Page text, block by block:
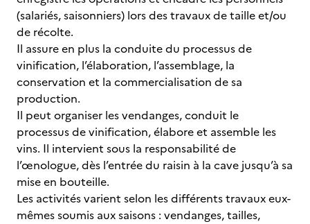
(salariés, saisonniers) lors des travaux de taille et/ou
de récolte.
Il assure en plus la conduite du processus de
vinification, l’élaboration, l’assemblage, la
conservation et la commercialisation de sa
production.
Il peut organiser les vendanges, conduit le
processus de vinification, élabore et assemble les
vins. Il intervient sous la responsabilité de
l’œnologue, dès l’entrée du raisin à la cave jusqu’à sa
mise en bouteille.
Les activités varient selon les différents travaux eux-
mêmes soumis aux saisons : vendanges, tailles,